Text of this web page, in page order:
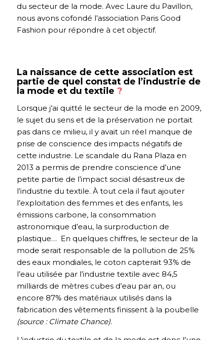
du secteur de la mode. Avec Laure du Pavillon,
nous avons cofondé l’association Paris Good
Fashion pour répondre à cet objectif.
La naissance de cette association est
partie de quel constat de l’industrie de
la mode et du textile ?
Lorsque j’ai quitté le secteur de la mode en 2009,
le sujet du sens et de la préservation ne portait
pas dans ce milieu, il y avait un réel manque de
prise de conscience des impacts négatifs de
cette industrie. Le scandale du Rana Plaza en
2013 a permis de prendre conscience d’une
petite partie de l’impact social désastreux de
l’industrie du textile. À tout cela il faut ajouter
l’exploitation des femmes et des enfants, les
émissions carbone, la consommation
astronomique d’eau, la surproduction de
plastique… En quelques chiffres, le secteur de la
mode serait responsable de la pollution de 25%
des eaux mondiales, le coton capterait 93% de
l’eau utilisée par l’industrie textile avec 84,5
milliards de mètres cubes d’eau par an, ou
encore 87% des matériaux utilisés dans la
fabrication des vêtements finissent à la poubelle
(source : Climate Chance).